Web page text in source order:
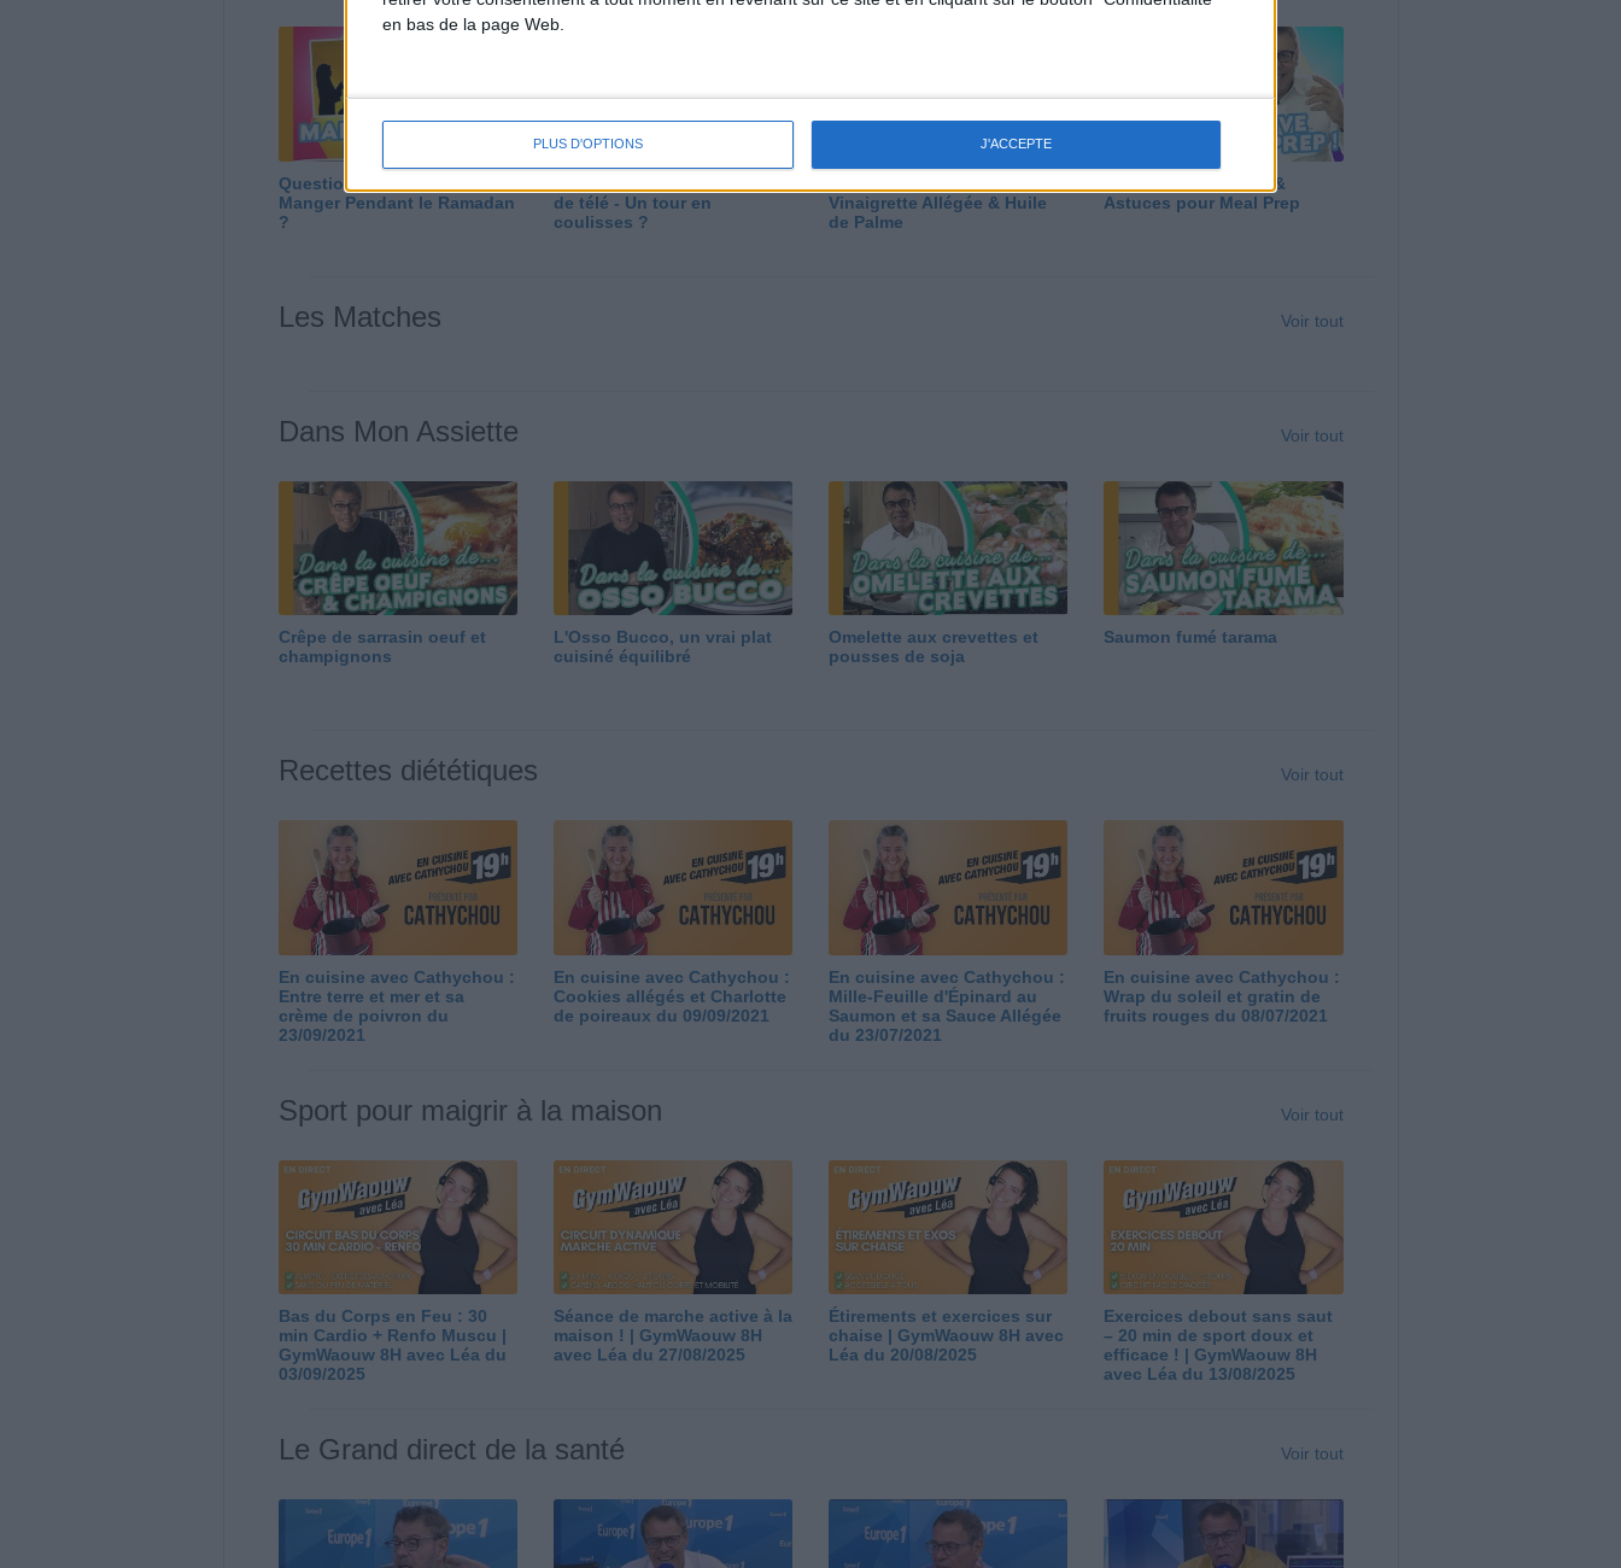
en bas de la page Web.
PLUS D'OPTIONS J'ACCEPTE
Question/Réponse : Que
Manger Pendant le Ramadan
?
de télé - Un tour en
coulisses ?
Vinaigrette Allégée & Huile
de Palme
Panga, Huile d'Olive &
Astuces pour Meal Prep
Les Matches Voir tout
Dans Mon Assiette Voir tout
Crêpe de sarrasin oeuf et
champignons
L'Osso Bucco, un vrai plat
cuisiné équilibré
Omelette aux crevettes et
pousses de soja
Saumon fumé tarama
Recettes diététiques Voir tout
En cuisine avec Cathychou :
Entre terre et mer et sa
crème de poivron du
23/09/2021
En cuisine avec Cathychou :
Cookies allégés et Charlotte
de poireaux du 09/09/2021
En cuisine avec Cathychou :
Mille-Feuille d'Épinard au
Saumon et sa Sauce Allégée
du 23/07/2021
En cuisine avec Cathychou :
Wrap du soleil et gratin de
fruits rouges du 08/07/2021
Sport pour maigrir à la maison Voir tout
Bas du Corps en Feu : 30
min Cardio + Renfo Muscu |
GymWaouw 8H avec Léa du
03/09/2025
Séance de marche active à la
maison ! | GymWaouw 8H
avec Léa du 27/08/2025
Étirements et exercices sur
chaise | GymWaouw 8H avec
Léa du 20/08/2025
Exercices debout sans saut
– 20 min de sport doux et
efficace ! | GymWaouw 8H
avec Léa du 13/08/2025
Le Grand direct de la santé Voir tout